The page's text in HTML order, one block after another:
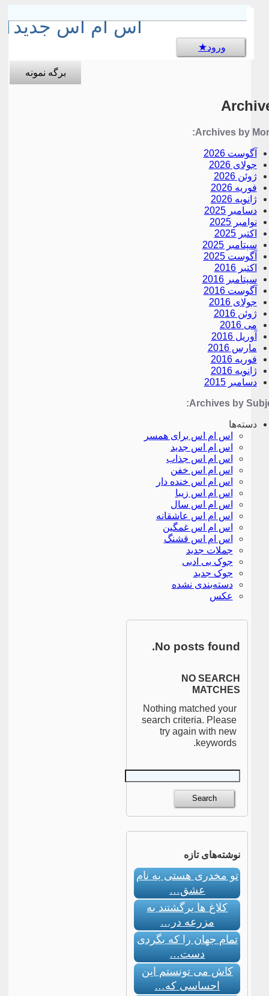
اس ام اس جدید
ورود
برگه نمونه
Archives by
آگوست 2026
جولای 2026
ژوئن 2026
فوریه 2026
ژانویه 2026
دسامبر 2025
نوامبر 2025
اکتبر 2025
سپتامبر 2025
آگوست 2025
اکتبر 2016
سپتامبر 2016
آگوست 2016
جولای 2016
ژوئن 2016
می 2016
آوریل 2016
مارس 2016
فوریه 2016
ژانویه 2016
دسامبر 2015
Archives by
دسته‌ها
اس ام اس برای همسر
اس ام اس جدید
اس ام اس جذاب
اس ام اس خفن
اس ام اس خنده دار
اس ام اس زیبا
اس ام اس سال
اس ام اس عاشقانه
اس ام اس غمگین
اس ام اس قشنگ
جملات جدید
جوک بی ادبی
جوک جدید
دسته‌بندی نشده
عکس
No posts found.
NO SEARCH
MATCHES
Nothing matched your
search criteria. Please
try again with new
keywords.
نوشته‌های تازه
تو مخدری هستی به نام
عشق…
کلاغ ها برگشتند به
مزرعه در…
تمام جهان را که بگردی
دست…
کاش می تونستم این
احساسی که…